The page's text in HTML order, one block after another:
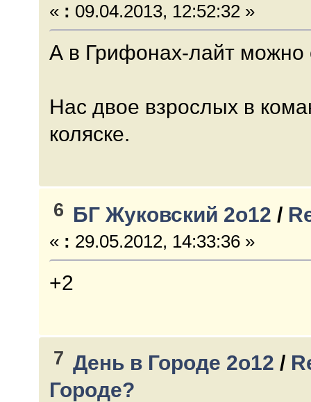
« : 09.04.2013, 12:52:32 »
А в Грифонах-лайт можно
Нас двое взрослых в
коляске.
6 БГ Жуковский 2о12 /
« : 29.05.2012, 14:33:36 »
+2
7 День в Городе 2о12 /
Городе?